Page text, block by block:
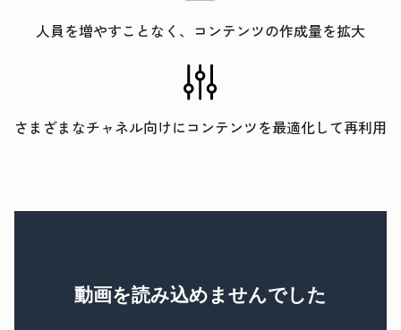
人員を増やすことなく、コンテンツの作成量を拡大
さまざまなチャネル向けにコンテンツを最適化して再利用